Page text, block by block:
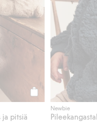
Osta
ja pitsiä
Newbie